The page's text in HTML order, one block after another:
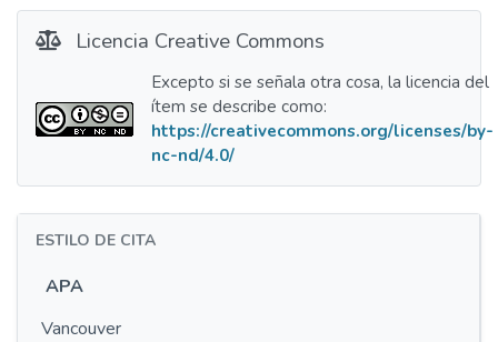
Licencia Creative Commons
Excepto si se señala otra cosa, la licencia del
ítem se describe como:
https://creativecommons.org/licenses/by-
nc-nd/4.0/
ESTILO DE CITA
APA
Vancouver